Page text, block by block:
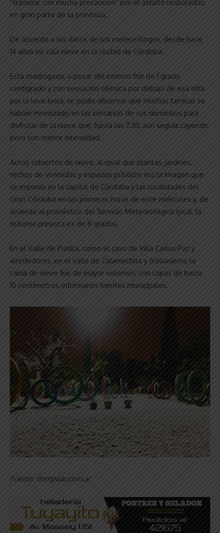
“transitar con mucha precaución” por el asfalto resbaladizo
en gran parte de la provincia.
De acuerdo a los datos de los meteorólogos, desde hace
14 años no caía nieve en la ciudad de Córdoba.
Esta madrugada, a pesar del intenso frío de 1 grado
centígrado y con sensación térmica por debajo de esa cifra
por la leve brisa, se podía observar que muchas familias se
habían movilizado en las cercanías de sus domicilios para
disfrutar de la nieve que, hasta las 7:30, aún seguía cayendo,
pero con menor intensidad.
Autos cubiertos de nieve, al igual que plantas, jardines,
techos de viviendas y espacios públicos era la imagen que
se imponía en la capital de Córdoba y las localidades del
Gran Córdoba en las primeras horas de este miércoles y, de
acuerdo al pronóstico del Servicio Meteorológico local, la
máxima prevista es de 8 grados.
En el Valle de Punilla, como el caso de Villa Carlos Paz y
alrededores, en el valle de Calamuchita y traslasierra, la
caída de nieve fue de mayor volumen, con capas de hasta
10 centímetros, informaron fuentes municipales.
Fuente: tiempoar.com.ar